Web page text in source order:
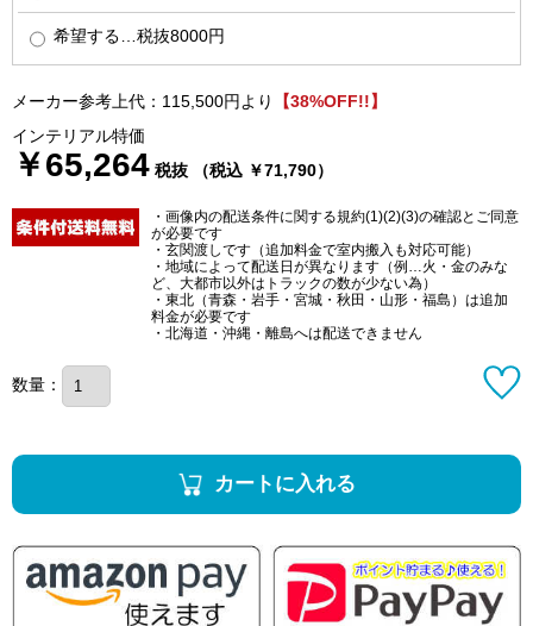
希望する…税抜8000円
メーカー参考上代：115,500円より
【38%OFF!!】
インテリアル特価
￥65,264 税抜 （税込 ￥71,790）
・画像内の配送条件に関する規約(1)(2)(3)の確認とご同意
が必要です
・玄関渡しです（追加料金で室内搬入も対応可能）
・地域によって配送日が異なります（例…火・金のみな
ど、大都市以外はトラックの数が少ない為）
・東北（青森・岩手・宮城・秋田・山形・福島）は追加
料金が必要です
・北海道・沖縄・離島へは配送できません
数量：
カートに入れる